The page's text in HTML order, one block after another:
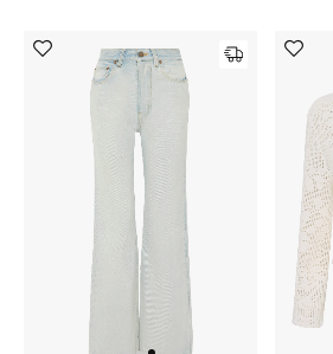
الرجال